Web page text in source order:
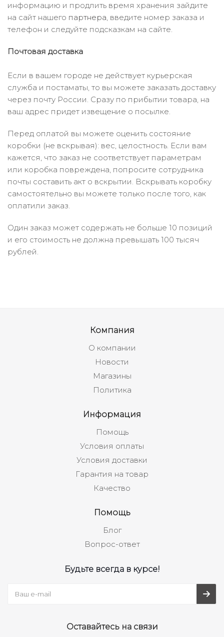
информацию и продлить время хранения зайдите
на сайт нашего партнера, введите номер заказа и
телефон и следуйте подсказкам на сайте.
Почтовая доставка
Если в вашем городе не действует курьерская
служба и постаматы, то вы можете заказать доставку
через почту России. Сразу по прибытии товара, на
ваш адрес придет извещение о посылке.
Перед оплатой вы можете оценить состояние
коробки (не вскрывая): вес, целостность. Если вам
кажется, что заказ не соответствует параметрам
или коробка повреждена, попросите сотрудника
почты составить акт о вскрытии. Вскрывать коробку
самостоятельно вы можете только после того, как
оплатили заказ.
Один заказ может содержать не больше 10 позиций
и его стоимость не должна превышать 100 тысяч
рублей.
Компания
О компании
Новости
Магазины
Политика
Информация
Помощь
Условия оплаты
Условия доставки
Гарантия на товар
Качество
Помощь
Блог
Вопрос-ответ
Будьте всегда в курсе!
Оставайтесь на связи